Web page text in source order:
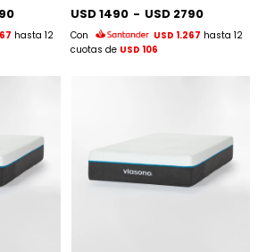
hasta 12
USD 1490 - USD 2790
Con USD 1.267 hasta 12
cuotas de USD 106